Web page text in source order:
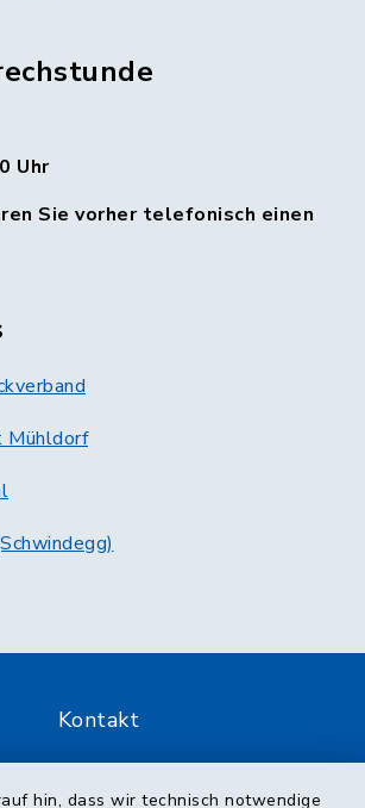
hin, dass wir technisch notwendige
Uhr
Sie vorher telefonisch einen
Mühldorf
Kontakt